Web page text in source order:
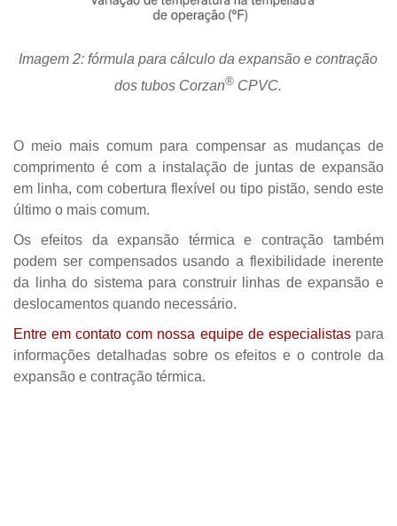
Imagem 2: fórmula para cálculo da expansão e contração
dos tubos Corzan® CPVC.
O meio mais comum para compensar as mudanças de
comprimento é com a instalação de juntas de expansão
em linha, com cobertura flexível ou tipo pistão, sendo este
último o mais comum.
Os efeitos da expansão térmica e contração também
podem ser compensados usando a flexibilidade inerente
da linha do sistema para construir linhas de expansão e
deslocamentos quando necessário.
Entre em contato com nossa equipe de especialistas para
informações detalhadas sobre os efeitos e o controle da
expansão e contração térmica.